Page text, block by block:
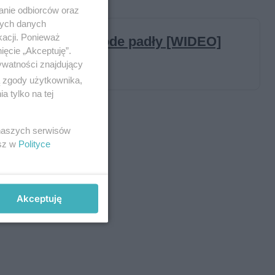
odbiorców oraz
danych
Ponieważ
„Akceptuję”.
znajdujący
użytkownika,
tylko na tej
serwisów
w Polityce
Akceptuję